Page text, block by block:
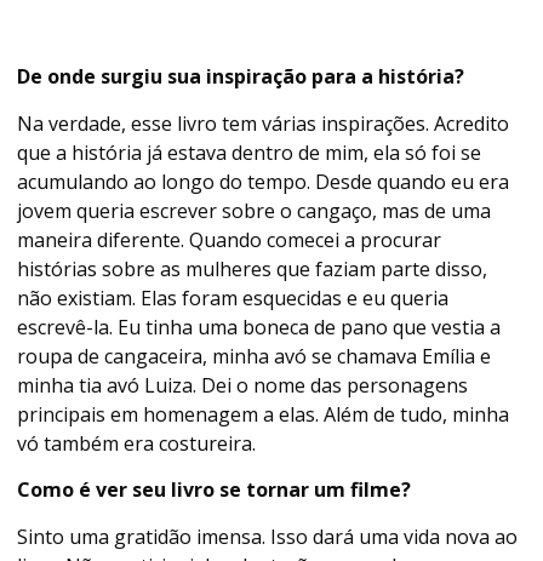
De onde surgiu sua inspiração para a história?
Na verdade, esse livro tem várias inspirações. Acredito
que a história já estava dentro de mim, ela só foi se
acumulando ao longo do tempo. Desde quando eu era
jovem queria escrever sobre o cangaço, mas de uma
maneira diferente. Quando comecei a procurar
histórias sobre as mulheres que faziam parte disso,
não existiam. Elas foram esquecidas e eu queria
escrevê-la. Eu tinha uma boneca de pano que vestia a
roupa de cangaceira, minha avó se chamava Emília e
minha tia avó Luiza. Dei o nome das personagens
principais em homenagem a elas. Além de tudo, minha
vó também era costureira.
Como é ver seu livro se tornar um filme?
Sinto uma gratidão imensa. Isso dará uma vida nova ao